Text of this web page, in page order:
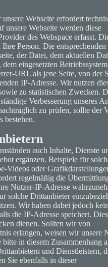
Webseite erfordert
Webseite werden diese
des Webspace erfasst.
Person. Die entsprechenden
der Datei, dem aktuellen
eingesetzten
URL als jene Seite, von der
IP-Adresse. Wir nutzen
zu statistischen Zwecken.
Verbesserung unseres
zu prüfen, sollte der
bestehen.
auch Inhalte, Dienste
ergänzen. Beispiele für
Videos oder
regelmäßig die
Nutzer-IP-Adresse
solche Drittanbieter
Wir haben dabei jedoch
die IP-Adresse speichert.
dienen. Sollten wir von
erlangen, weisen wir unsere
in diesem Zusammenhang
und Dienstleistern,
Sie ebenfalls in dieser